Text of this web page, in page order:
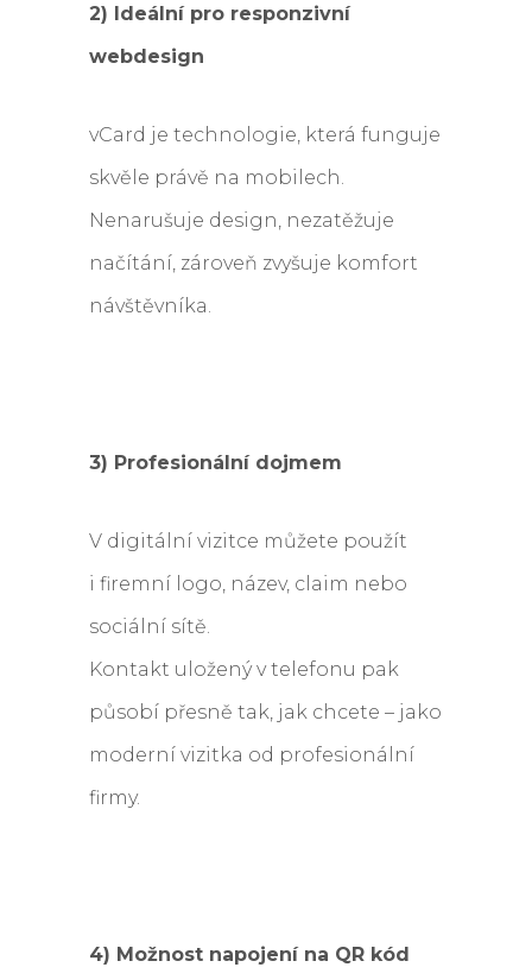
2) Ideální pro responzivní
webdesign
vCard je technologie, která funguje
skvěle právě na mobilech.
Nenarušuje design, nezatěžuje
načítání, zároveň zvyšuje komfort
návštěvníka.
3) Profesionální dojmem
V digitální vizitce můžete použít
i firemní logo, název, claim nebo
sociální sítě.
Kontakt uložený v telefonu pak
působí přesně tak, jak chcete – jako
moderní vizitka od profesionální
firmy.
4) Možnost napojení na QR kód